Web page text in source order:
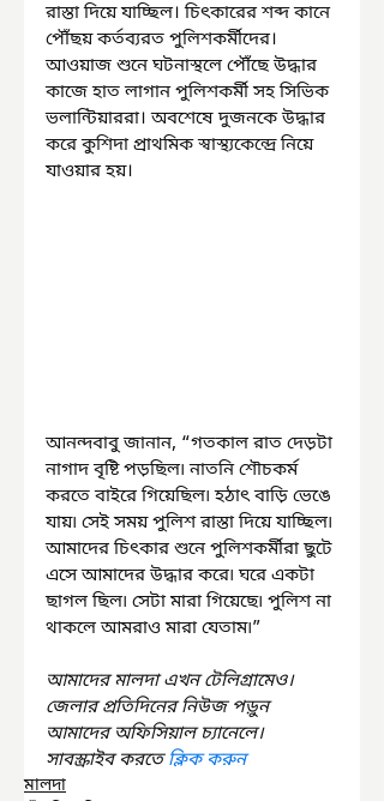
রাস্তা দিয়ে যাচ্ছিল। চিৎকারের শব্দ কানে
পৌঁছয় কর্তব্যরত পুলিশকর্মীদের।
আওয়াজ শুনে ঘটনাস্থলে পৌঁছে উদ্ধার
কাজে হাত লাগান পুলিশকর্মী সহ সিভিক
ভলান্টিয়াররা। অবশেষে দুজনকে উদ্ধার
করে কুশিদা প্রাথমিক স্বাস্থ্যকেন্দ্রে নিয়ে
যাওয়ার হয়।
আনন্দবাবু জানান, “গতকাল রাত দেড়টা
নাগাদ বৃষ্টি পড়ছিল৷ নাতনি শৌচকর্ম
করতে বাইরে গিয়েছিল৷ হঠাৎ বাড়ি ভেঙে
যায়৷ সেই সময় পুলিশ রাস্তা দিয়ে যাচ্ছিল৷
আমাদের চিৎকার শুনে পুলিশকর্মীরা ছুটে
এসে আমাদের উদ্ধার করে৷ ঘরে একটা
ছাগল ছিল৷ সেটা মারা গিয়েছে৷ পুলিশ না
থাকলে আমরাও মারা যেতাম৷”
আমাদের মালদা এখন টেলিগ্রামেও।
জেলার প্রতিদিনের নিউজ পড়ুন
আমাদের অফিসিয়াল চ্যানেলে।
সাবস্ক্রাইব করতে ক্লিক করুন
মালদা